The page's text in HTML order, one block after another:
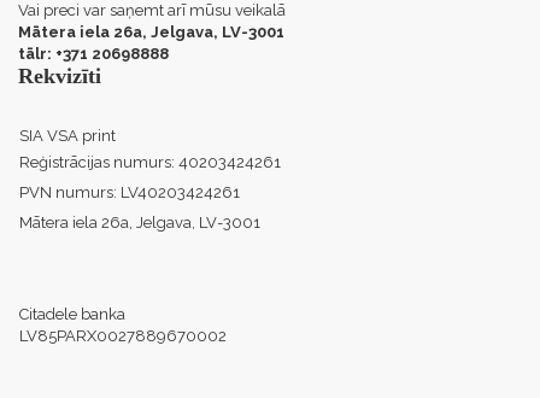
Vai preci var saņemt arī mūsu veikalā
Mātera iela 26a, Jelgava, LV-3001
tālr: +371 20698888
Rekvizīti
SIA VSA print
Reģistrācijas numurs: 40203424261
PVN numurs: LV40203424261
Mātera iela 26a, Jelgava, LV-3001
Citadele banka
LV85PARX0027889670002